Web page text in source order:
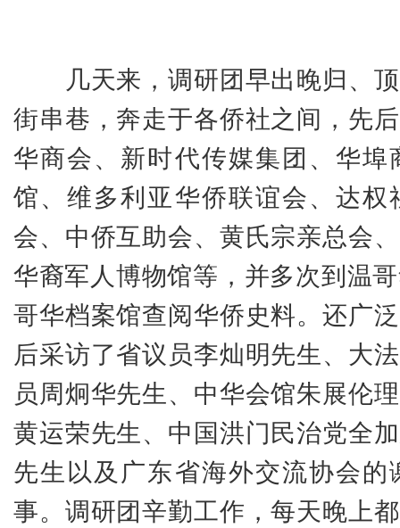
几天来，调研团早出晚归、顶
街串巷，奔走于各侨社之间，先
华商会、新时代传媒集团、华
馆、维多利亚华侨联谊会、达
会、中侨互助会、黄氏宗亲总会
华裔军人博物馆等，并多次到温
哥华档案馆查阅华侨史料。还广
后采访了省议员李灿明先生、大
员周炯华先生、中华会馆朱展伦
黄运荣先生、中国洪门民治党全
先生以及广东省海外交流协会
事。调研团辛勤工作，每天晚上